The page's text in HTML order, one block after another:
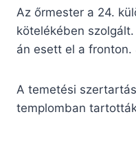
Az őrmester a 24.
kötelékében
án esett el a fronton.
A temetési
templomban